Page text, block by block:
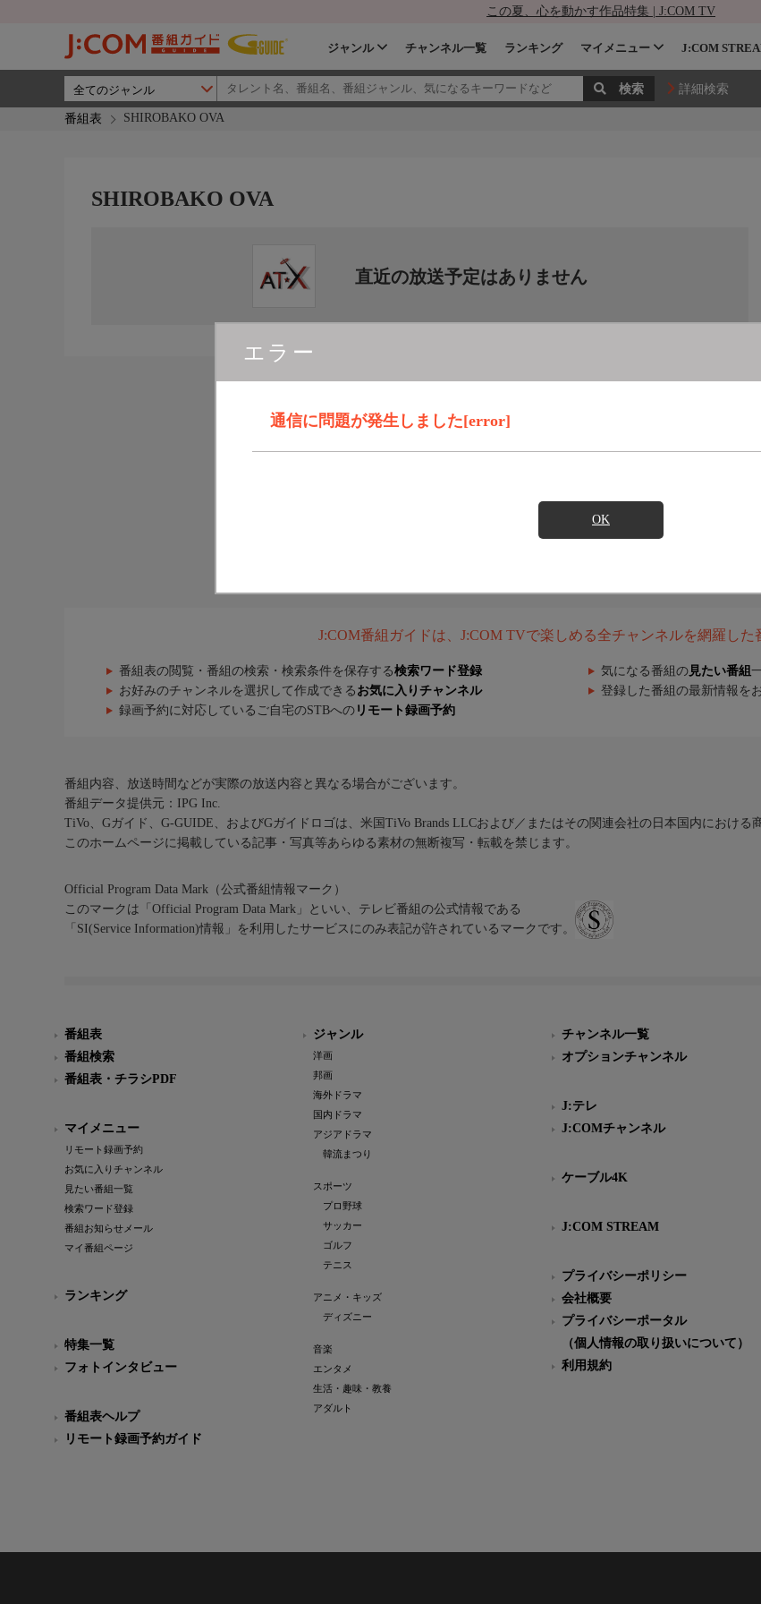
この夏、心を動かす作品特集 | J:COM TV
ジャンル チャンネル一覧 ランキング マイメニュー J:COM
詳細検索
番組表 SHIROBAKO OVA
エラー
通信に問題が発生しました[error]
OK
SHIROBAKO OVA
直近の放送予定はありません
J:COM番組ガイドは、J:COM TVで楽しめる全チャンネルを網羅した
番組表の閲覧・番組の検索・検索条件を保存する検索ワード登録 気になる番組の 見たい番組
お好みのチャンネルを選択して作成できる お気に入りチャンネル 登録した番組の最新情報を
録画予約に対応しているご自宅のSTBへの リモート録画予約
番組内容、放送時間などが実際の放送内容と異なる場合がございます。
番組データ提供元：IPG Inc.
TiVo、Gガイド、G-GUIDE、およびGガイドロゴは、米国TiVo Brands LLCおよび／またはその関連会社の日本国内における
このホームページに掲載している記事・写真等あらゆる素材の無断複写・転載を禁じます。
Official Program Data Mark（公式番組情報マーク）
このマークは「Official Program Data Mark」といい、テレビ番組の公式情報である
「SI(Service Information)情報」を利用したサービスにのみ表記が許されているマークです。
番組表
番組検索
番組表・チラシPDF
マイメニュー
リモート録画予約
お気に入りチャンネル
見たい番組一覧
検索ワード登録
番組お知らせメール
マイ番組ページ
ランキング
特集一覧
フォトインタビュー
番組表ヘルプ
リモート録画予約ガイド
ジャンル
洋画
邦画
海外ドラマ
国内ドラマ
アジアドラマ
韓流まつり
スポーツ
プロ野球
サッカー
ゴルフ
テニス
アニメ・キッズ
ディズニー
音楽
エンタメ
生活・趣味・教養
アダルト
チャンネル一覧
オプションチャンネル
J:テレ
J:COMチャンネル
ケーブル4K
J:COM STREAM
プライバシーポリシー
会社概要
プライバシーポータル
（個人情報の取り扱いについて）
利用規約